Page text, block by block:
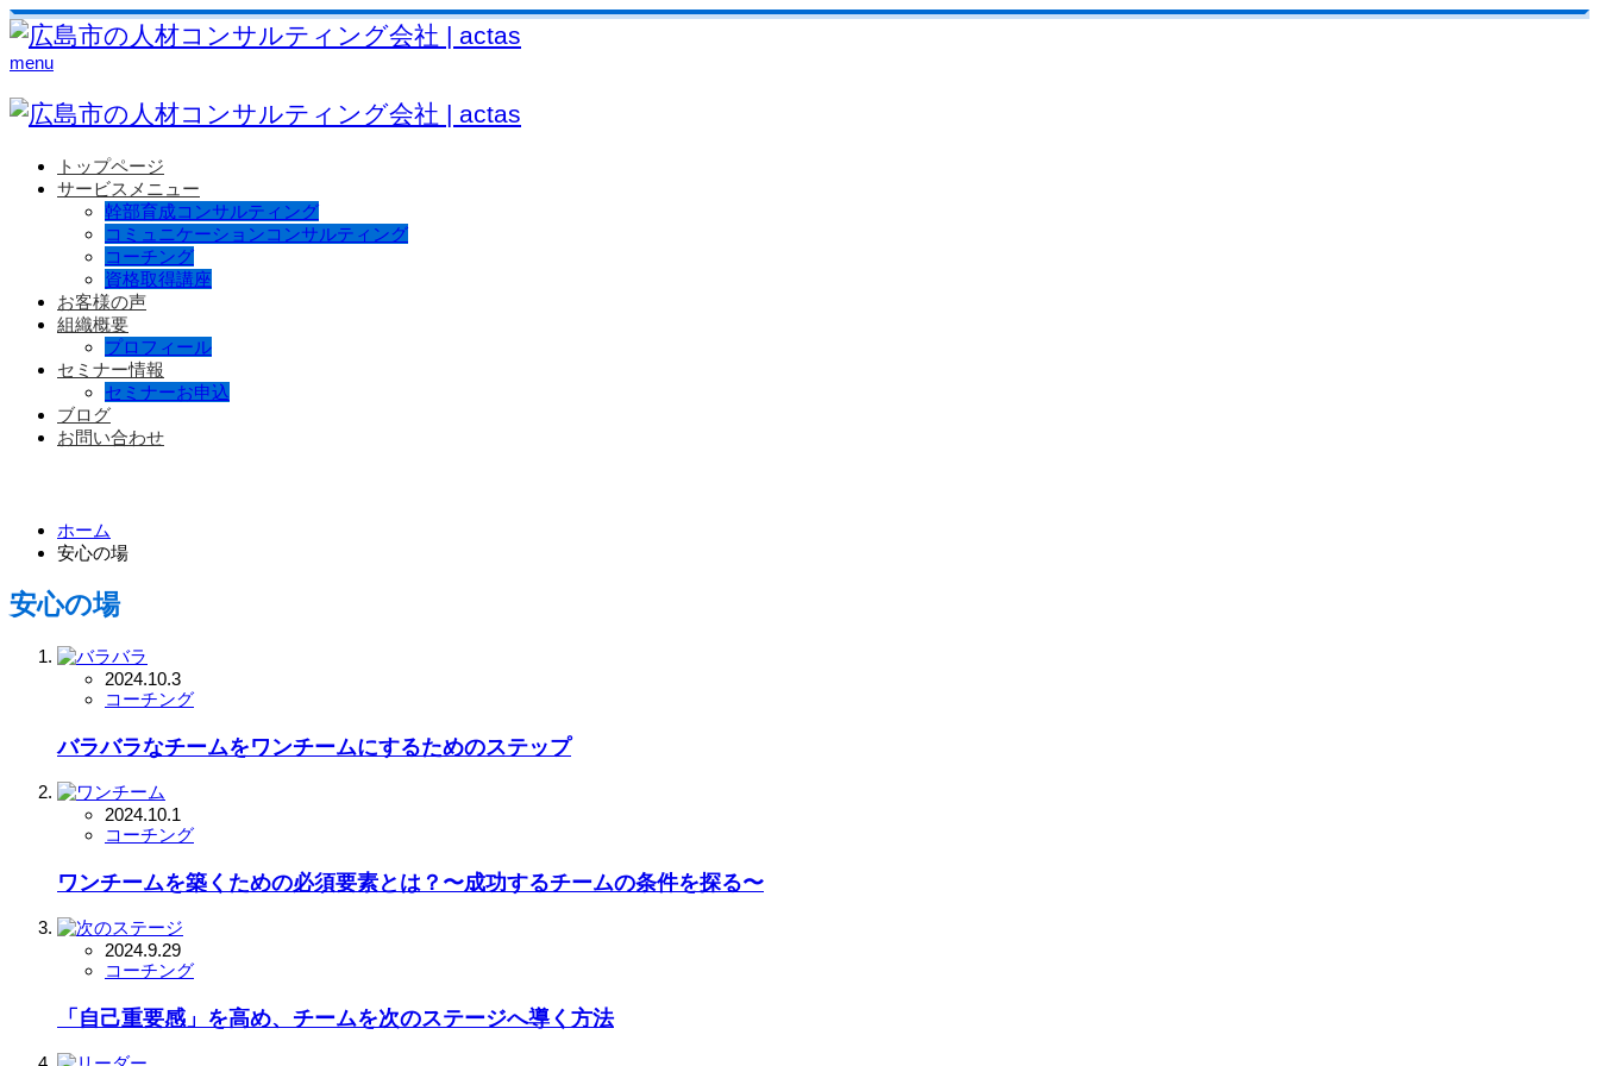
menu
トップページ
サービスメニュー
幹部育成コンサルティング
コミュニケーションコンサルティング
コーチング
資格取得講座
お客様の声
組織概要
プロフィール
セミナー情報
セミナーお申込
ブログ
お問い合わせ
ホーム
安心の場
安心の場
2024.10.3
コーチング
バラバラなチームをワンチームにするためのステップ
2024.10.1
コーチング
ワンチームを築くための必須要素とは？〜成功するチームの条件を探る〜
2024.9.29
コーチング
「自己重要感」を高め、チームを次のステージへ導く方法